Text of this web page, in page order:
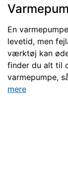
En
levetid, men
værktøj kan
finder du alt til
varmepumpe,
mere